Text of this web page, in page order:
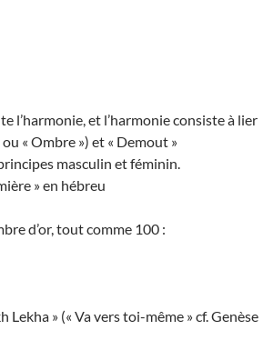
l’harmonie, et l’harmonie consiste à lier
ou « Ombre ») et « Demout »
masculin et féminin.
» en hébreu
d’or, tout comme 100 :
Lekha » (« Va vers toi-même » cf. Genèse